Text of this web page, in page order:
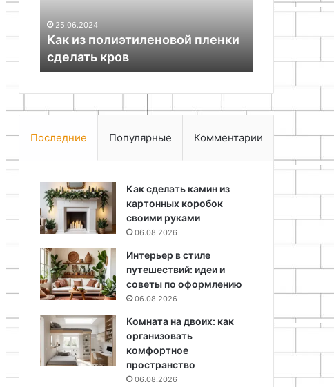
пленки
25.06.2024
Как сделать линейный привод
Парк
Последние Популярные Комментарии
Как сделать камин из
картонных коробок
своими руками
06.08.2026
Интерьер в стиле
путешествий: идеи и
советы по оформлению
06.08.2026
Комната на двоих: как
организовать
комфортное
пространство
06.08.2026